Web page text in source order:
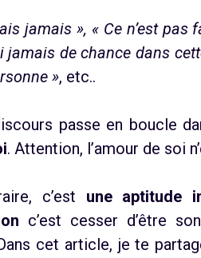
jamais », « Ce n’est
jamais de chance dans
», etc..
passe en boucle
. Attention, l’amour de soi
c’est une aptitude
c’est cesser d’être
cet article, je te